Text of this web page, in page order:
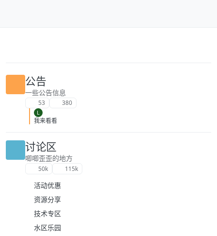
公告
一些公告信息
53 380
L
我来看看
讨论区
唧唧歪歪的地方
50k 115k
活动优惠
资源分享
技术专区
水区乐园